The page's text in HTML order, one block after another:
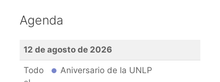
Agenda
12 de agosto de 2026
Todo
Aniversario de la UNLP